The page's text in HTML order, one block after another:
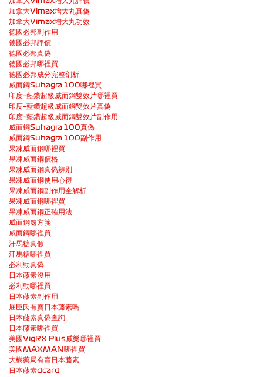
加拿大Vimax增大丸真偽
加拿大Vimax增大丸功效
德國必邦副作用
德國必邦評價
德國必邦真偽
德國必邦哪裡買
德國必邦成分完整剖析
威而鋼Suhagra 100哪裡買
印度–藍鑽超級威而鋼雙效片哪裡買
印度–藍鑽超級威而鋼雙效片真偽
印度–藍鑽超級威而鋼雙效片副作用
威而鋼Suhagra 100真偽
威而鋼Suhagra 100副作用
果凍威而鋼哪裡買
果凍威而鋼價格
果凍威而鋼真偽辨別
果凍威而鋼使用心得
果凍威而鋼副作用全解析
果凍威而鋼哪裡買
果凍威而鋼正確用法
威而鋼處方箋
威而鋼哪裡買
汗馬糖真假
汗馬糖哪裡買
必利勁真偽
日本藤素沒用
必利勁哪裡買
日本藤素副作用
屈臣氏有賣日本藤素嗎
日本藤素真偽查詢
日本藤素哪裡買
美國VigRX Plus威樂哪裡買
美國MAXMAN哪裡買
大樹藥局有賣日本藤素
日本藤素dcard